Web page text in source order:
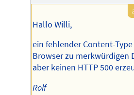
Hallo Willi,
ein fehlender Content-
Browser zu merkwürdigen
aber keinen HTTP 500
Rolf